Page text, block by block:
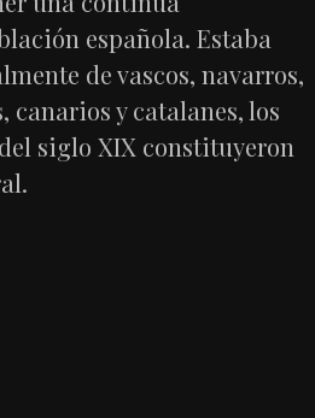
española. Estaba
de vascos, navarros,
canarios y catalanes, los
siglo XIX constituyeron